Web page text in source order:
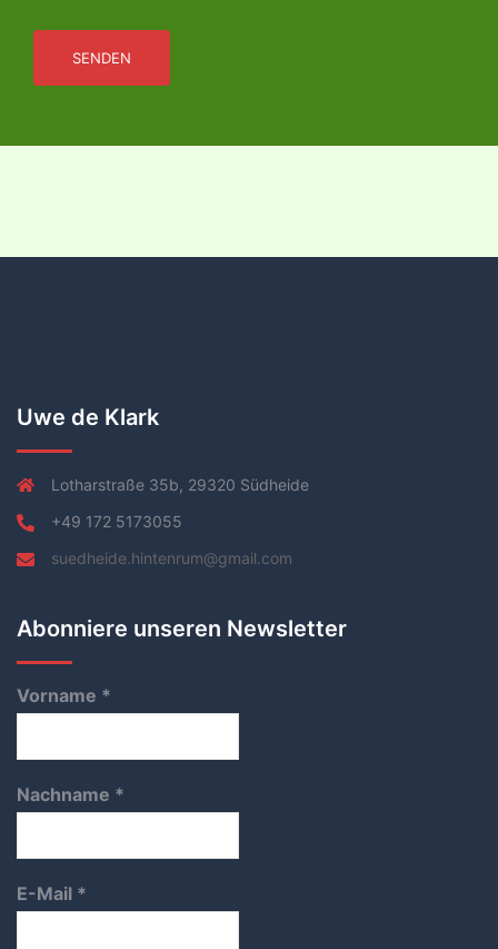
SENDEN
Uwe de Klark
Lotharstraße 35b, 29320 Südheide
+49 172 5173055
suedheide.hintenrum@gmail.com
Abonniere unseren Newsletter
Vorname *
Nachname *
E-Mail *